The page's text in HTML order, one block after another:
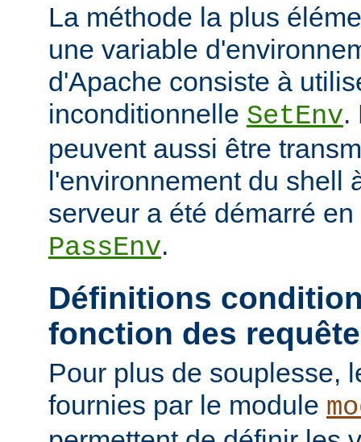
La méthode la plus
une variable
d'Apache consiste à
inconditionnelle SetEnv.
peuvent aussi être
l'environnement du shell
serveur a été démarré
PassEnv.
Définitions
fonction des
Pour plus de souplesse,
fournies par le module